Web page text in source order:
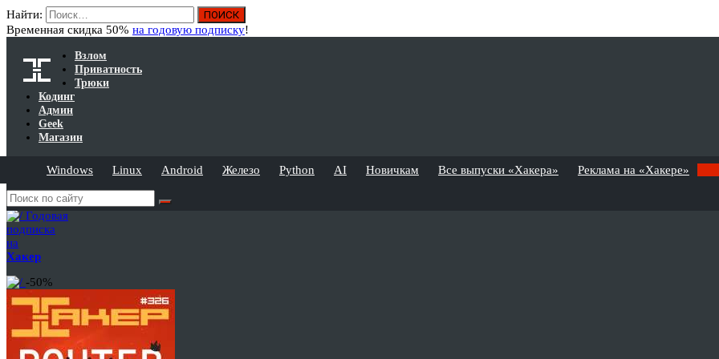
Найти:
Временная скидка 50% на годовую подписку!
Взлом
Приватность
Трюки
Кодинг
Админ
Geek
Магазин
Windows Linux Android Железо Python AI Новичкам Все выпуски «Хакера» Реклама на «Хакере»
Годовая
подписка
на
Хакер
-50%